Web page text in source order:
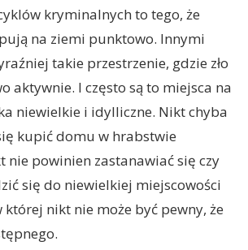
kryminalnych to tego, że
na ziemi punktowo. Innymi
takie przestrzenie, gdzie zło
aktywnie. I często są to miejsca na
niewielkie i idylliczne. Nikt chyba
kupić domu w hrabstwie
nie powinien zastanawiać się czy
się do niewielkiej miejscowości
której nikt nie może być pewny, że